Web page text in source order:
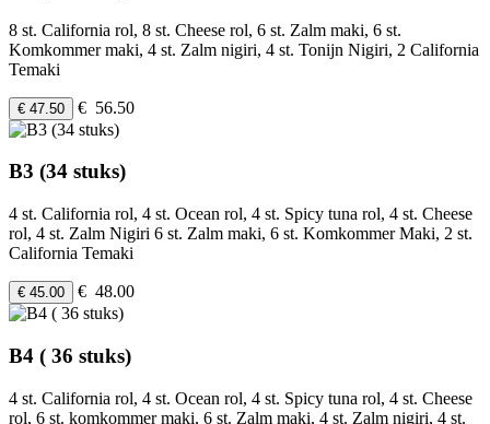
8 st. California rol, 8 st. Cheese rol, 6 st. Zalm maki, 6 st.
Komkommer maki, 4 st. Zalm nigiri, 4 st. Tonijn Nigiri, 2 California
Temaki
€ 47.50 € 56.50
B3 (34 stuks)
4 st. California rol, 4 st. Ocean rol, 4 st. Spicy tuna rol, 4 st. Cheese
rol, 4 st. Zalm Nigiri 6 st. Zalm maki, 6 st. Komkommer Maki, 2 st.
California Temaki
€ 45.00 € 48.00
B4 ( 36 stuks)
4 st. California rol, 4 st. Ocean rol, 4 st. Spicy tuna rol, 4 st. Cheese
rol, 6 st. komkommer maki, 6 st. Zalm maki, 4 st. Zalm nigiri, 4 st.